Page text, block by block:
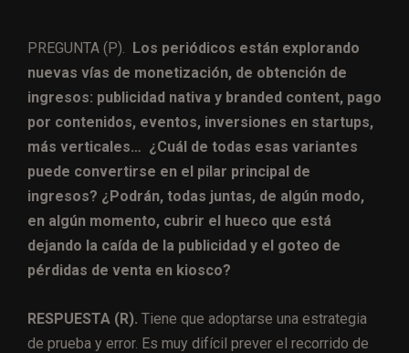
PREGUNTA (P). Los periódicos están explorando
nuevas vías de monetización, de obtención de
ingresos: publicidad nativa y branded content, pago
por contenidos, eventos, inversiones en startups,
más verticales… ¿Cuál de todas esas variantes
puede convertirse en el pilar principal de
ingresos? ¿Podrán, todas juntas, de algún modo,
en algún momento, cubrir el hueco que está
dejando la caída de la publicidad y el goteo de
pérdidas de venta en kiosco?
RESPUESTA (R). Tiene que adoptarse una estrategia
de prueba y error. Es muy difícil prever el recorrido de